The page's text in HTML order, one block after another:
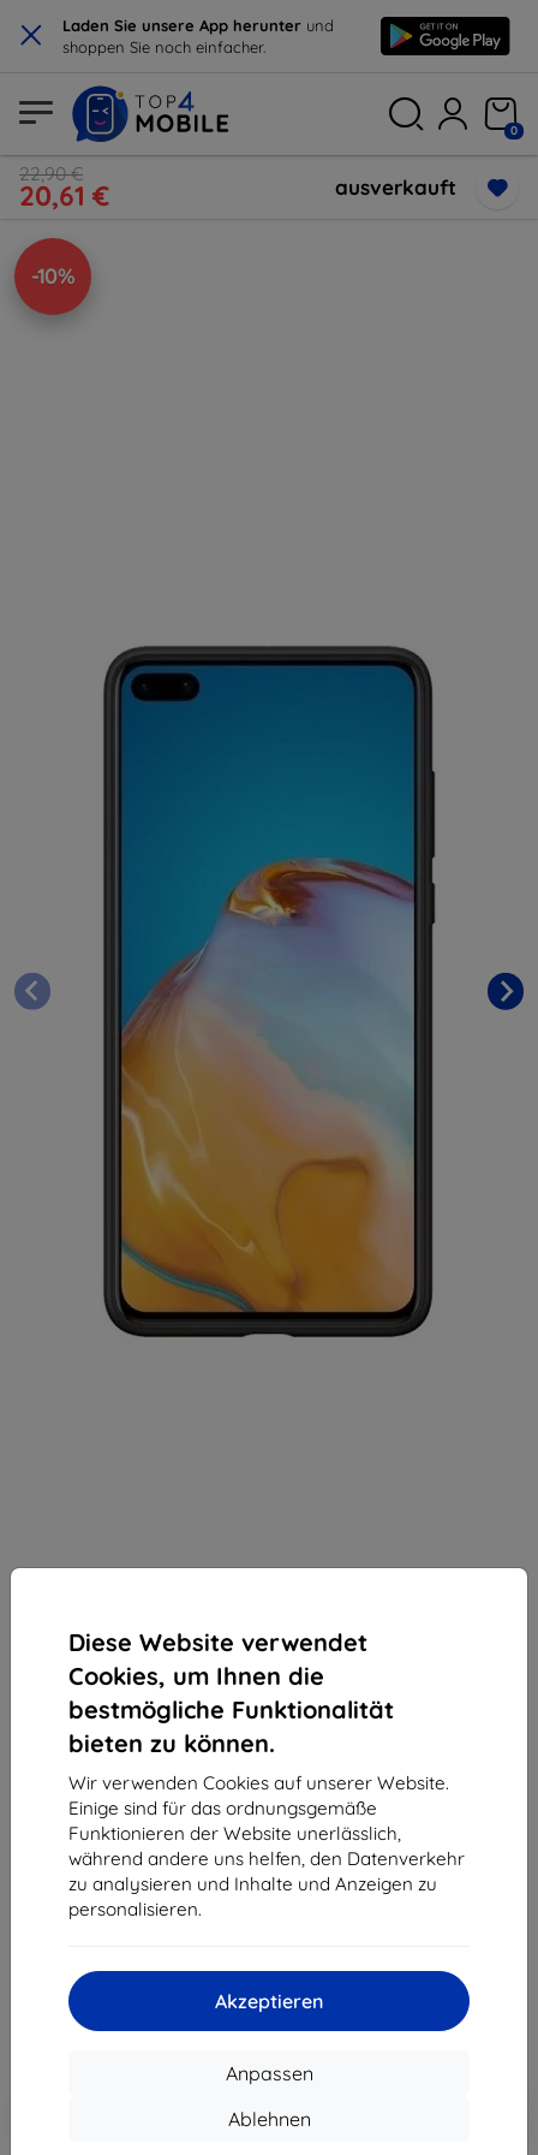
× Laden Sie unsere App herunter und
shoppen Sie noch einfacher.
Diese Website verwendet
Cookies, um Ihnen die
bestmögliche Funktionalität
bieten zu können.
Wir verwenden Cookies auf unserer Website.
Einige sind für das ordnungsgemäße
Funktionieren der Website unerlässlich,
während andere uns helfen, den Datenverkehr
zu analysieren und Inhalte und Anzeigen zu
personalisieren.
Akzeptieren
Anpassen
Ablehnen
0
22,90 €
20,61 € ausverkauft
-10%
Hülle Huawei Silicone Case P30 red 51992848
(51992848)
Geeignet für: Huawei P30
22,90 €
20,61 €